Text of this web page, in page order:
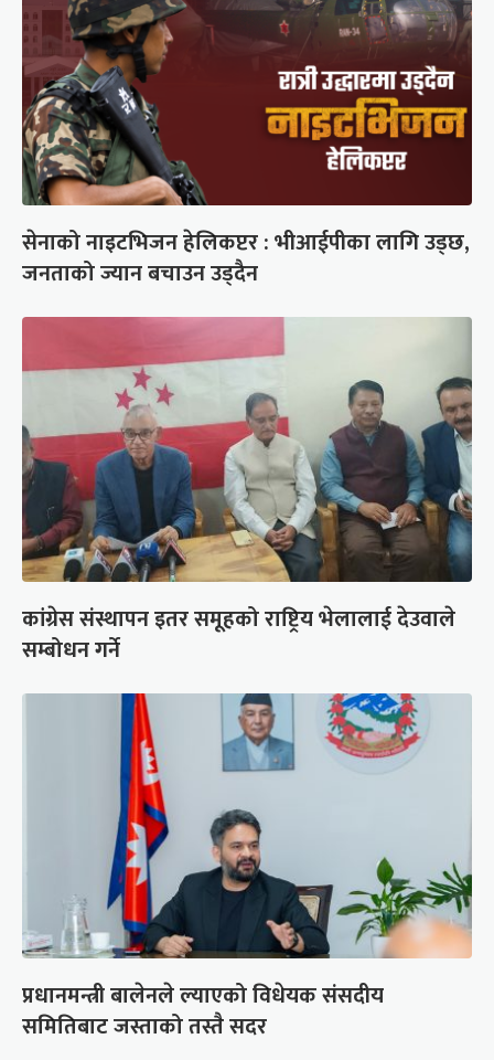
सेनाको नाइटभिजन हेलिकप्टर : भीआईपीका लागि उड्छ,
जनताको ज्यान बचाउन उड्दैन
कांग्रेस संस्थापन इतर समूहको राष्ट्रिय भेलालाई देउवाले
सम्बोधन गर्ने
प्रधानमन्त्री बालेनले ल्याएको विधेयक संसदीय
समितिबाट जस्ताको तस्तै सदर